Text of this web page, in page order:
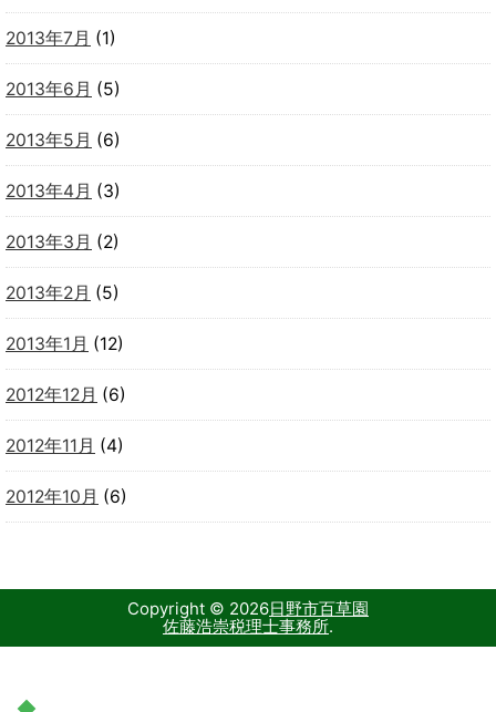
2013年7月 (1)
2013年6月 (5)
2013年5月 (6)
2013年4月 (3)
2013年3月 (2)
2013年2月 (5)
2013年1月 (12)
2012年12月 (6)
2012年11月 (4)
2012年10月 (6)
Copyright © 2026日野市百草園
佐藤浩崇税理士事務所.